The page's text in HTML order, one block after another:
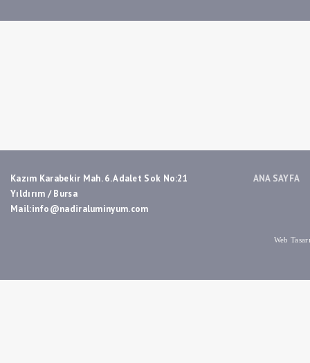
Kazım Karabekir Mah. 6. Adalet Sok No:21
Yıldırım / Bursa
Mail:info@nadiraluminyum.com
ANA SAYFA
Web